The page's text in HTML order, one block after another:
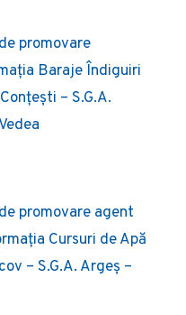
promovare
Baraje Îndiguiri
– S.G.A.
promovare agent
Cursuri de Apă
– S.G.A. Argeș –